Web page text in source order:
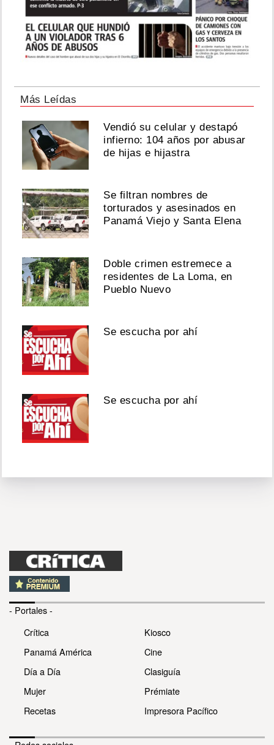
Más Leídas
Vendió su celular y destapó
infierno: 104 años por abusar
de hijas e hijastra
Se filtran nombres de
torturados y asesinados en
Panamá Viejo y Santa Elena
Doble crimen estremece a
residentes de La Loma, en
Pueblo Nuevo
Se escucha por ahí
Se escucha por ahí
- Portales -
Crítica
Panamá América
Día a Día
Mujer
Recetas
Kiosco
Cine
Clasiguía
Prémiate
Impresora Pacífico